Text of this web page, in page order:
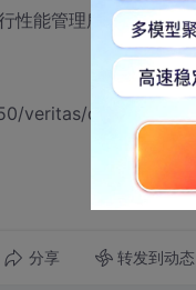
性能管理所需的全部
veritas/
分享 转发到动态